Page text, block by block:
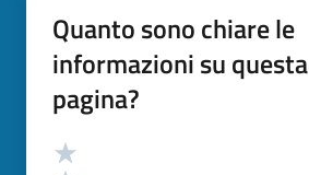
Quanto sono chiare le
informazioni su questa
pagina?
Valutazione